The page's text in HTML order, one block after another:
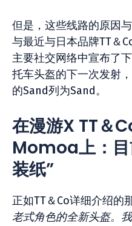
但是，这些线路的原因
与最近与日本品牌TT＆
主要社交网络中宣布了
托车头盔的下一次发射
的Sand列为Sand。
在漫游X TT＆
Momoa上：目
装纸”
正如TT＆Co详细介绍的
老式角色的全新头盔。